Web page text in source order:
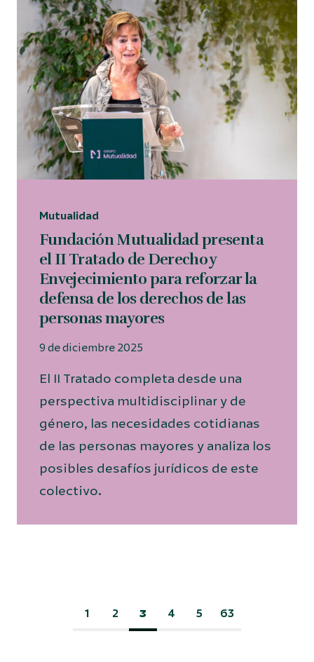
Mutualidad
Fundación Mutualidad presenta
el II Tratado de Derecho y
Envejecimiento para reforzar la
defensa de los derechos de las
personas mayores
9 de diciembre 2025
El II Tratado completa desde una
perspectiva multidisciplinar y de
género, las necesidades cotidianas
de las personas mayores y analiza los
posibles desafíos jurídicos de este
colectivo.
1 2 3 4 5 63